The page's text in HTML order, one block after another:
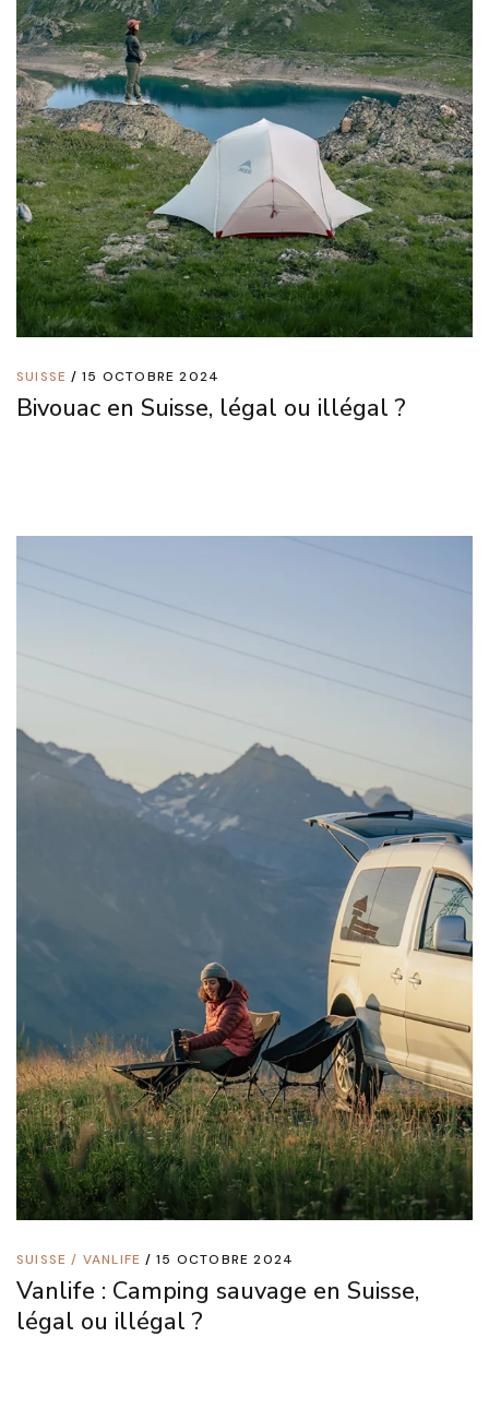
SUISSE 15 OCTOBRE 2024
Bivouac en Suisse, légal ou illégal ?
SUISSE / VANLIFE 15 OCTOBRE 2024
Vanlife : Camping sauvage en Suisse,
légal ou illégal ?